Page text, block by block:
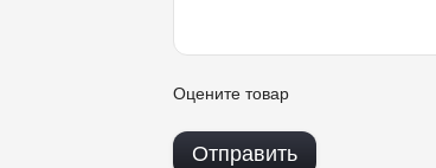
Оцените товар
Отправить